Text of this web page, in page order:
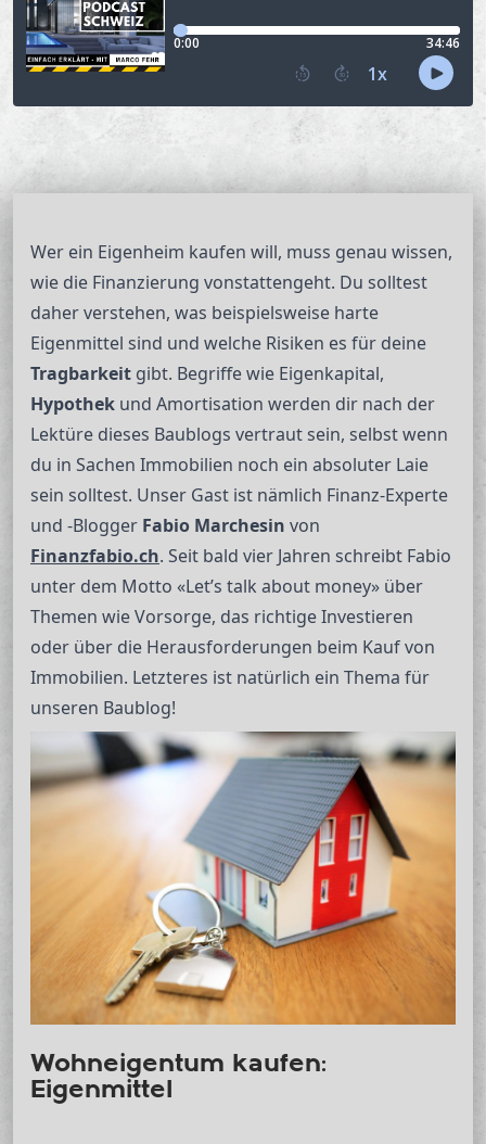
Wer ein Eigenheim kaufen will, muss genau wissen,
wie die Finanzierung vonstattengeht. Du solltest
daher verstehen, was beispielsweise harte
Eigenmittel sind und welche Risiken es für deine
Tragbarkeit gibt. Begriffe wie Eigenkapital,
Hypothek und Amortisation werden dir nach der
Lektüre dieses Baublogs vertraut sein, selbst wenn
du in Sachen Immobilien noch ein absoluter Laie
sein solltest. Unser Gast ist nämlich Finanz-Experte
und -Blogger Fabio Marchesin von
Finanzfabio.ch. Seit bald vier Jahren schreibt Fabio
unter dem Motto «Let’s talk about money» über
Themen wie Vorsorge, das richtige Investieren
oder über die Herausforderungen beim Kauf von
Immobilien. Letzteres ist natürlich ein Thema für
unseren Baublog!
Wohneigentum kaufen:
Eigenmittel